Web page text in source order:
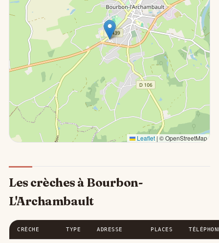
Leaflet | © OpenStreetMap
Les crèches à Bourbon-
L'Archambault
CRÈCHE TYPE ADRESSE PLACES